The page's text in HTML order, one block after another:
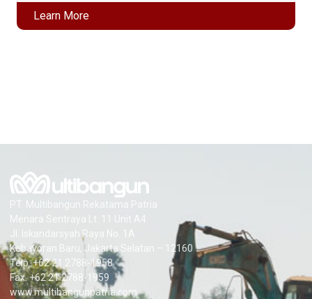
Learn More
PT. Multibangun Rekatama Patria
Menara Sentraya Lt. 11 Unit A4
Jl. Iskandarsyah Raya No. 1A
Kebayoran Baru, Jakarta Selatan – 12160
Telp. +62 21 2788-1958
Fax. +62 21 2788-1959
www.multibangunpatria.com